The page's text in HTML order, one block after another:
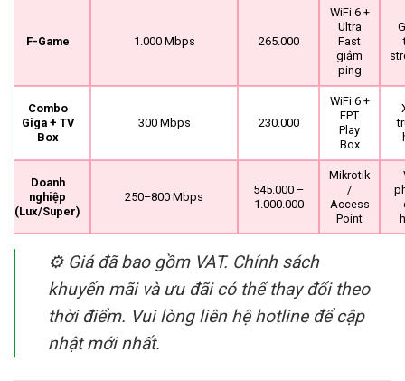
F-Game 1.000 Mbps 265.000
WiFi 6 +
Ultra
Fast
giảm
ping
Combo
Giga + TV
Box
300 Mbps 230.000
WiFi 6 +
FPT
Play
Box
Doanh
nghiệp
(Lux/Super)
250–800 Mbps
545.000 –
1.000.000
Mikrotik
/
Access
Point
⚙️ Giá đã bao gồm VAT. Chính sách
khuyến mãi và ưu đãi có thể thay đổi theo
thời điểm. Vui lòng liên hệ hotline để cập
nhật mới nhất.